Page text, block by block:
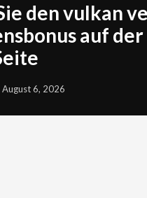
den vulkan
auf der
August 6, 2026